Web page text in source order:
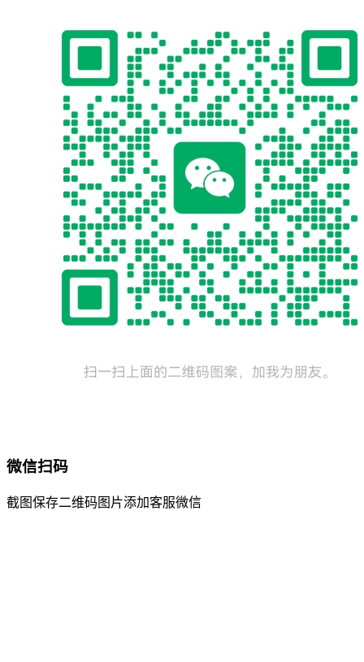
微信扫码
截图保存二维码图片添加客服微信